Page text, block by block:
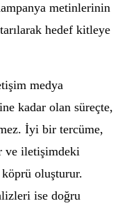
metinlerinin
hedef kitleye
medya
kadar olan süreçte,
İyi bir tercüme,
ve iletişimdeki
oluşturur.
ise doğru